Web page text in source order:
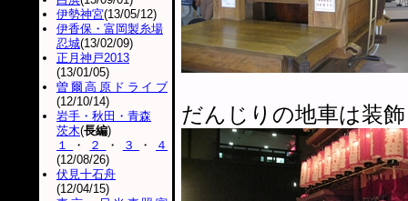
だんじりの地車は装
伊勢神宮(13/05/12)
伊香保・富岡製糸場
忍城(13/02/09)
正月神戸2013
(13/01/05)
曽爾高原ドライブ
(12/10/14)
岩手・秋田・青森
茨木(長編)
１
・ ２ ・ ３ ・
４
(12/08/26)
伏見十石舟
(12/04/15)